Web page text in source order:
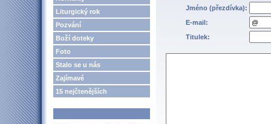
Liturgický rok
Pozvání
Boží doteky
Foto
Stalo se u nás
Zajímavé
15 nejčtenějších
Jméno (přezdívka):
E-mail:
Titulek: